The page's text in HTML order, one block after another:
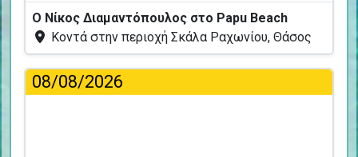
Ο Νίκος Διαμαντόπουλος στο Papu Beach
Κοντά στην περιοχή Σκάλα Ραχωνίου, Θάσος
08/08/2026